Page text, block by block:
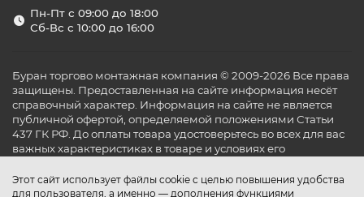
Этот сайт использует файлы cookie с целью повышения удобства
для пользователя, а именно — дополнения функциями
Пн-Пт с 09:00 до 18:00
Сб-Вс с 10:00 до 16:00
Буран торгово монтажная компания © 2009-2026 Все права
защищены. Предоставленная на сайте информация несёт
справочный характер. Информация на сайте не является
публичной офертой, определяемой положениями Статьи
437 ГК РФ. До оплаты товара удостоверьтесь во всех для вас
важных характеристиках в товаре и условиях его